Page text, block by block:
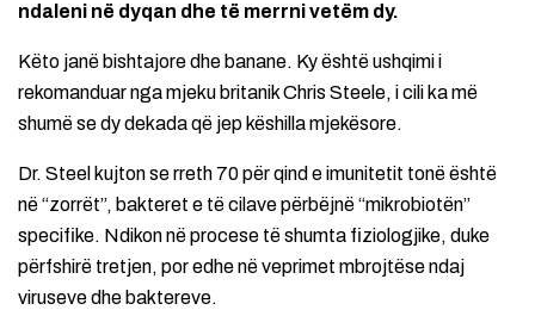
ndaleni në dyqan dhe të merrni vetëm dy.
Këto janë bishtajore dhe banane. Ky është ushqimi i
rekomanduar nga mjeku britanik Chris Steele, i cili ka më
shumë se dy dekada që jep këshilla mjekësore.
Dr. Steel kujton se rreth 70 për qind e imunitetit tonë është
në “zorrët”, bakteret e të cilave përbëjnë “mikrobiotën”
specifike. Ndikon në procese të shumta fiziologjike, duke
përfshirë tretjen, por edhe në veprimet mbrojtëse ndaj
viruseve dhe baktereve.